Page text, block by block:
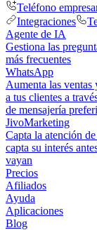
Teléfono
Integraciones
Agente de IA
Gestiona las
más frecuentes
WhatsApp
Aumenta las ventas
a tus clientes a
de mensajería
JivoMarketing
Capta la atención
capta su interés
vayan
Precios
Afiliados
Ayuda
Aplicaciones
Blog